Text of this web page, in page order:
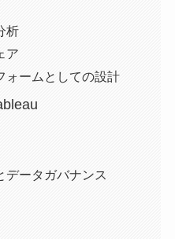
析
ア
ォームとしての設計
データガバナンス